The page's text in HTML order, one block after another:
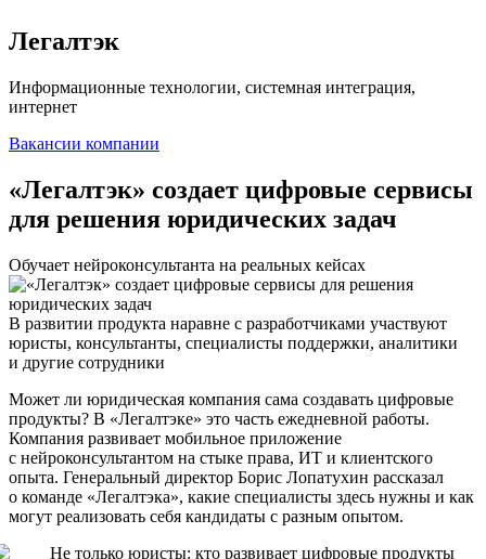
Легалтэк
Информационные технологии, системная интеграция,
интернет
Вакансии компании
«Легалтэк» создает цифровые сервисы
для решения юридических задач
Обучает нейроконсультанта на реальных кейсах
В развитии продукта наравне с разработчиками участвуют
юристы, консультанты, специалисты поддержки, аналитики
и другие сотрудники
Может ли юридическая компания сама создавать цифровые
продукты? В «Легалтэке» это часть ежедневной работы.
Компания развивает мобильное приложение
с нейроконсультантом на стыке права, ИТ и клиентского
опыта. Генеральный директор Борис Лопатухин рассказал
о команде «Легалтэка», какие специалисты здесь нужны и как
могут реализовать себя кандидаты с разным опытом.